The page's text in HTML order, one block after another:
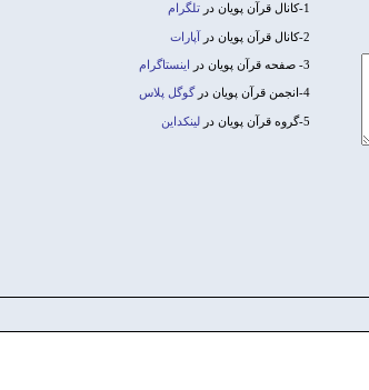
1-كانال قرآن پويان در تلگرام
2-كانال قرآن پويان در آپارات
3- صفحه قرآن پويان در اينستاگرام
4-انجمن قرآن پويان در گوگل ‌پلاس
5-گروه قرآن پويان در لينكداين